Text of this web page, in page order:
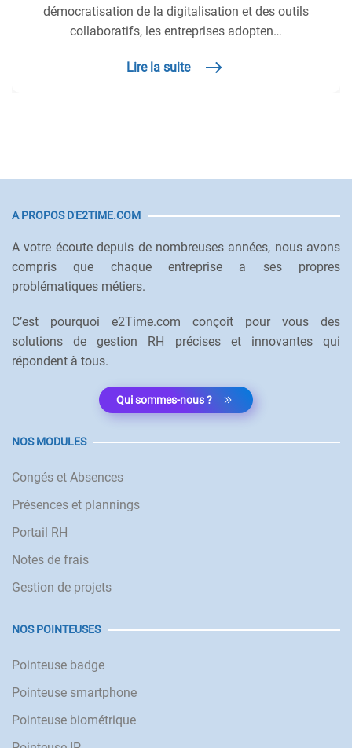
démocratisation de la digitalisation et des outils
collaboratifs, les entreprises adopten…
Lire la suite
A PROPOS D'E2TIME.COM
A votre écoute depuis de nombreuses années, nous avons
compris que chaque entreprise a ses propres
problématiques métiers.
C’est pourquoi e2Time.com conçoit pour vous des
solutions de gestion RH précises et innovantes qui
répondent à tous.
Qui sommes-nous ?
NOS MODULES
Congés et Absences
Présences et plannings
Portail RH
Notes de frais
Gestion de projets
NOS POINTEUSES
Pointeuse badge
Pointeuse smartphone
Pointeuse biométrique